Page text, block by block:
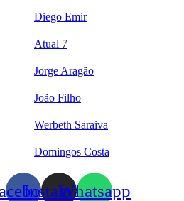
Diego Emir
Atual 7
Jorge Aragão
João Filho
Werbeth Saraiva
Domingos Costa
InstagramWhatsapp